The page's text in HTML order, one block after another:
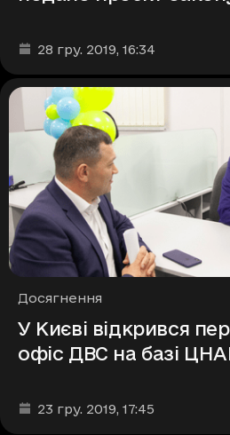
Дата та час публікації
28 гру. 2019, 16:34
Рубрики
Досягнення
У Києві відкрився
офіс ДВС на базі
Дата та час публікації
23 гру. 2019, 17:45